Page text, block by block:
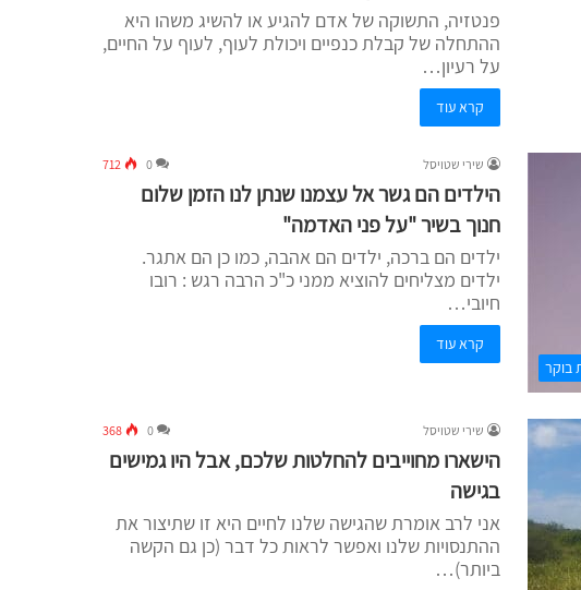
פנטזיה, התשוקה של אדם להגיע או להשיג משהו היא
ההתחלה של קבלת כנפיים ויכולת לעוף, לעוף על החיים,
על רעיון…
קרא עוד
בוקר
שירי שטויסל 0
712
הילדים הם גשר אל עצמנו שנתן לנו הזמן שלום
חנוך בשיר "על פני האדמה"
ילדים הם ברכה, ילדים הם אהבה, כמו כן הם אתגר.
ילדים מצליחים להוציא ממני כ"כ הרבה רגש : רובו
חיובי…
קרא עוד
שירי שטויסל 0
368
הישארו מחוייבים להחלטות שלכם, אבל היו גמישים
בגישה
אני לרב אומרת שהגישה שלנו לחיים היא זו שתיצור את
ההתנסויות שלנו ואפשר לראות כל דבר (כן גם הקשה
ביותר)…